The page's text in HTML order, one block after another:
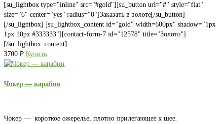
[su_lightbox type="inline" src="#gold"][su_button url="#" style="flat"
size="6" center="yes" radius="0"]Заказать в золоте[/su_button]
[/su_lightbox] [su_lightbox_content id="gold" width=600px" shadow="1px
1px 10px #333333"][contact-form-7 id="12578" title="Золото"]
[/su_lightbox_content]
3700 ₽ Купить
Чокер — карабин
Чокер — короткое ожерелье, плотно прилегающее к шее.